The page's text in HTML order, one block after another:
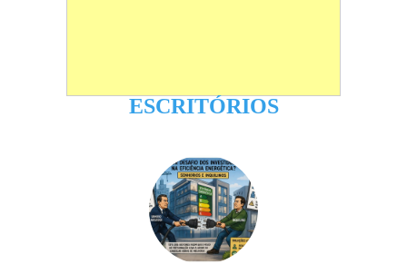
ESCRITÓRIOS